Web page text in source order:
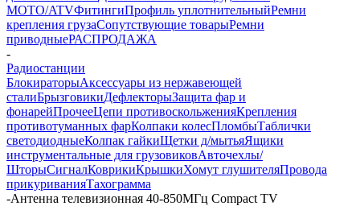
MOTO/ATVФитингиПрофиль уплотнительныйРемни
крепления грузаСопутствующие товарыРемни
приводныеРАСПРОДАЖА
-
Радиостанции
БлокираторыАксессуары из нержавеющей
сталиБрызговикиДефлекторыЗащита фар и
фонарейПрочееЦепи противоскольженияКрепления
противотуманных фарКолпаки колесПломбыТаблички
светодиодныеКолпак гайкиЩетки д/мытьяЯщики
инструментальные для грузовиковАвточехлы/
ШторыСигналКоврикиКрышкиХомут глушителяПровода
прикуриванияТахограмма
-Антенна телевизионная 40-850МГц Compact TV